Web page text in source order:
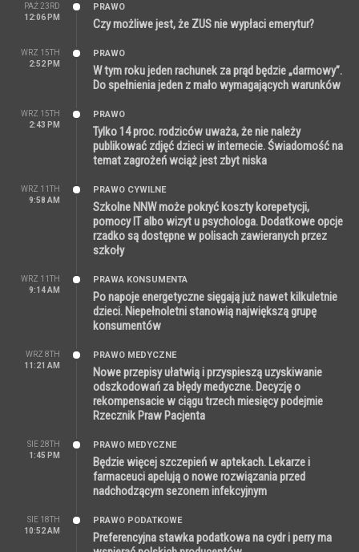
PAŹ 23RD
12:06 PM
PRAWO
Czy możliwe jest, że ZUS nie wypłaci emerytur?
WRZ 15TH
2:52 PM
PRAWO
W tym roku jeden rachunek za prąd będzie „darmowy”.
Do spełnienia jeden z mało wymagających warunków
WRZ 15TH
2:43 PM
PRAWO
Tylko 14 proc. rodziców uważa, że nie należy
publikować zdjęć dzieci w internecie. Świadomość na
temat zagrożeń wciąż jest zbyt niska
WRZ 11TH
9:58 AM
PRAWO CYWILNE
Szkolne NNW może pokryć koszty korepetycji,
pomocy IT albo wizyt u psychologa. Dodatkowe opcje
rzadko są dostępne w polisach zawieranych przez
szkoły
WRZ 11TH
9:14 AM
PRAWA KONSUMENTA
Po napoje energetyczne sięgają już nawet kilkuletnie
dzieci. Niepełnoletni stanowią największą grupę
konsumentów
WRZ 8TH
11:21 AM
PRAWO MEDYCZNE
Nowe przepisy ułatwią i przyspieszą uzyskiwanie
odszkodowań za błędy medyczne. Decyzję o
rekompensacie w ciągu trzech miesięcy podejmie
Rzecznik Praw Pacjenta
SIE 28TH
1:45 PM
PRAWO MEDYCZNE
Będzie więcej szczepień w aptekach. Lekarze i
farmaceuci apelują o nowe rozwiązania przed
nadchodzącym sezonem infekcyjnym
SIE 18TH
10:52 AM
PRAWO PODATKOWE
Preferencyjna stawka podatkowa na cydr i perry ma